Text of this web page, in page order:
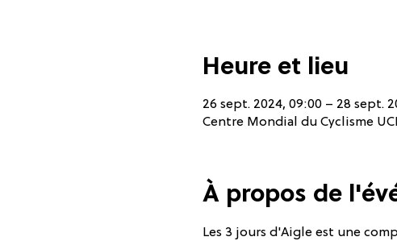
Heure et lieu
26 sept. 2024, 09:00 – 28 sept.
Centre Mondial du Cyclisme
À propos de
Les 3 jours d'Aigle est une